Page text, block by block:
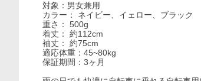
対象：男女兼用
カラー： ネイビー、イェロー、ブラック
重さ： 500g
着丈： 約112cm
袖丈： 約75cm
適応体重：45~80kg
保証期間：3ヶ月